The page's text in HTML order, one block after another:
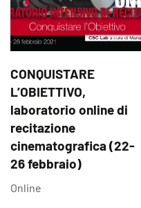
CONQUISTARE
L’OBIETTIVO,
laboratorio online di
recitazione
cinematografica (22-
26 febbraio)
Online